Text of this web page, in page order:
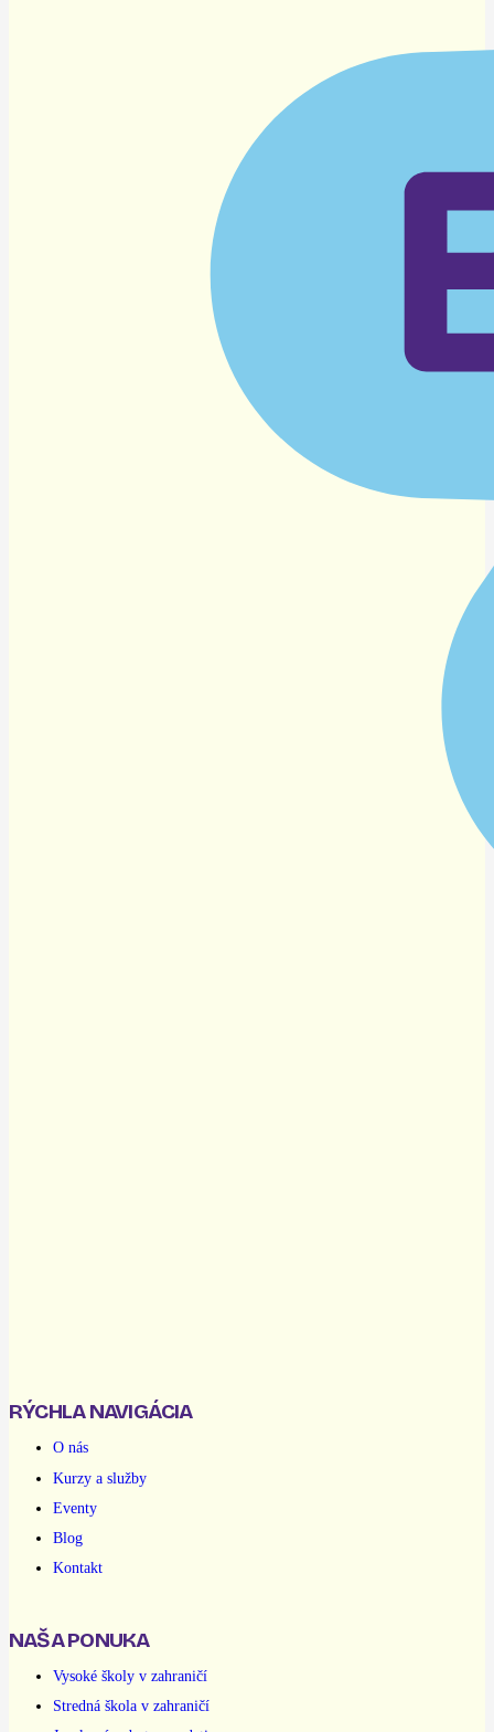
RÝCHLA NAVIGÁCIA
O nás
Kurzy a služby
Eventy
Blog
Kontakt
NAŠA PONUKA
Vysoké školy v zahraničí
Stredná škola v zahraničí